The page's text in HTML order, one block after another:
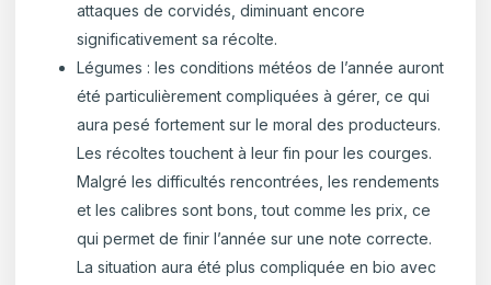
attaques de corvidés, diminuant encore
significativement sa récolte.
Légumes : les conditions météos de l’année auront
été particulièrement compliquées à gérer, ce qui
aura pesé fortement sur le moral des producteurs.
Les récoltes touchent à leur fin pour les courges.
Malgré les difficultés rencontrées, les rendements
et les calibres sont bons, tout comme les prix, ce
qui permet de finir l’année sur une note correcte.
La situation aura été plus compliquée en bio avec